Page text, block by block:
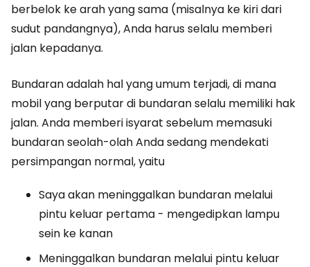
berbelok ke arah yang sama (misalnya ke kiri dari
sudut pandangnya), Anda harus selalu memberi
jalan kepadanya.
Bundaran adalah hal yang umum terjadi, di mana
mobil yang berputar di bundaran selalu memiliki hak
jalan. Anda memberi isyarat sebelum memasuki
bundaran seolah-olah Anda sedang mendekati
persimpangan normal, yaitu
Saya akan meninggalkan bundaran melalui
pintu keluar pertama - mengedipkan lampu
sein ke kanan
Meninggalkan bundaran melalui pintu keluar